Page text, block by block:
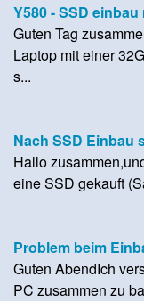
Y580 - SSD
Guten Tag
Laptop mit einer
s...
Nach SSD Einbau
Hallo
eine SSD gekauft
Problem beim
Guten AbendIch
PC zusammen zu